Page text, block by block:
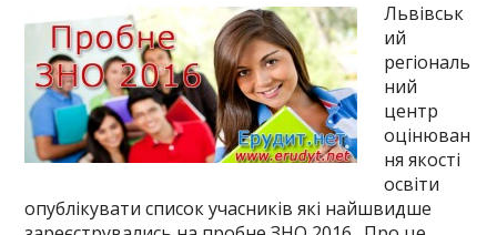
Львівськ
ий
регіональ
ний
центр
оцінюван
ня якості
освіти
опублікувати список учасників які найшвидше